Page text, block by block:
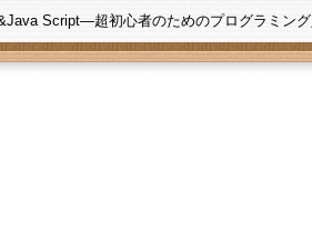
Script―超初心者のためのプログラミン